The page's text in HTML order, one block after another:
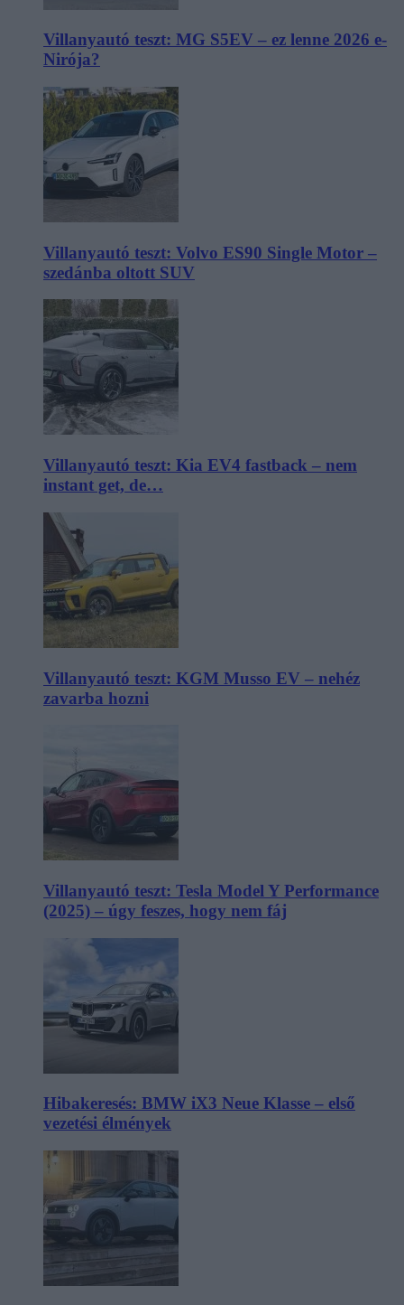
Villanyautó teszt: MG S5EV – ez lenne 2026 e-
Nirója?
Villanyautó teszt: Volvo ES90 Single Motor –
szedánba oltott SUV
Villanyautó teszt: Kia EV4 fastback – nem
instant get, de…
Villanyautó teszt: KGM Musso EV – nehéz
zavarba hozni
Villanyautó teszt: Tesla Model Y Performance
(2025) – úgy feszes, hogy nem fáj
Hibakeresés: BMW iX3 Neue Klasse – első
vezetési élmények